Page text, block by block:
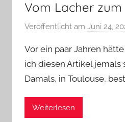
Vom Lacher
Veröffentlicht am Juni 24,
Vor ein paar Jahren
ich diesen Artikel jemals
Damals, in Toulouse,
Weiterlesen